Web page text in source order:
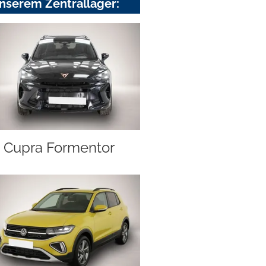
Zentrallager:
Cupra Formentor